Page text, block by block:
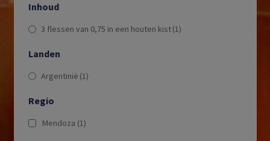
Inhoud
3 flessen van 0,75 in een houten kist(1)
Landen
Argentinië (1)
Regio
Mendoza (1)